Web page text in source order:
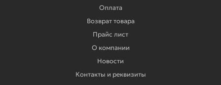
Оплата
Возврат товара
Прайс лист
О компании
Новости
Контакты и реквизиты